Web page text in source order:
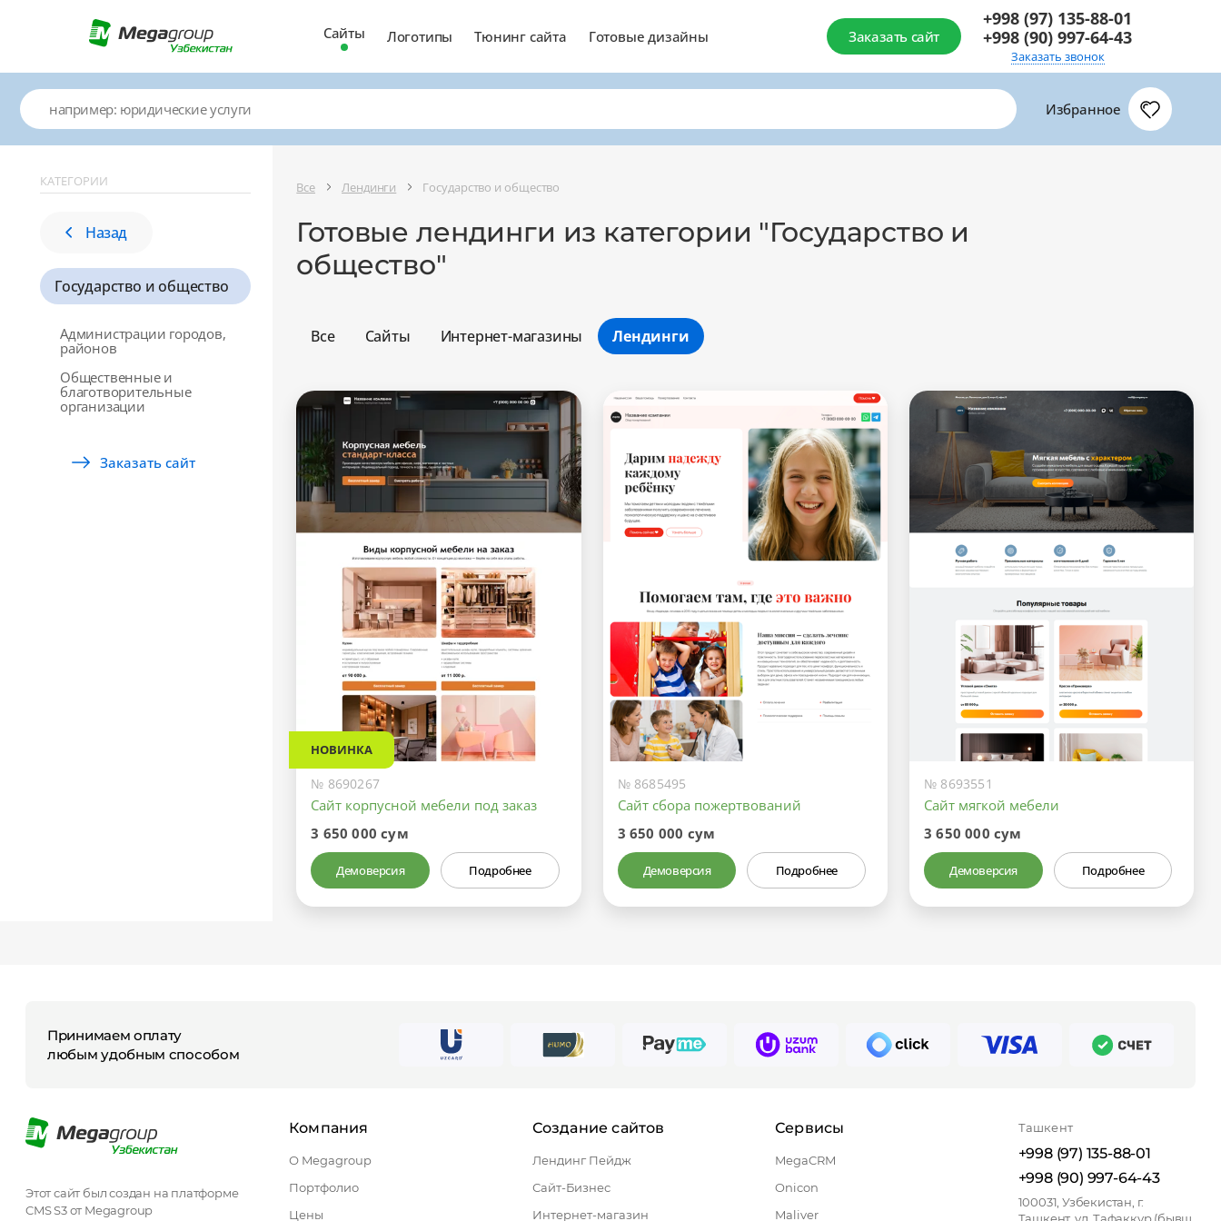
Сайты Логотипы Тюнинг сайта Готовые дизайны Заказать сайт
+998 (97) 135-88-01
+998 (90) 997-64-43
Заказать звонок
Избранное
КАТЕГОРИИ
Назад
Государство и общество
Администрации городов,
районов
Общественные и
благотворительные
организации
Заказать сайт
Все Лендинги Государство и общество
Готовые лендинги из категории "Государство и
общество"
Все Сайты
Оптимальный
Максимальный
Интернет-магазины Лендинги
НОВИНКА
№ 8690267
Сайт корпусной мебели под заказ
3 650 000 сум
Демоверсия Подробнее
№ 8685495
Сайт сбора пожертвований
3 650 000 сум
Демоверсия Подробнее
№ 8693551
Сайт мягкой мебели
3 650 000 сум
Демоверсия Подробнее
Принимаем оплату
любым удобным способом
Этот сайт был создан на платформе
CMS S3 от Megagroup
Компания
О Megagroup
Портфолио
Цены
Создание сайтов
Лендинг Пейдж
Сайт-Бизнес
Интернет-магазин
Сервисы
MegaCRM
Onicon
Maliver
Ташкент
+998 (97) 135-88-01
+998 (90) 997-64-43
100031, Узбекистан, г.